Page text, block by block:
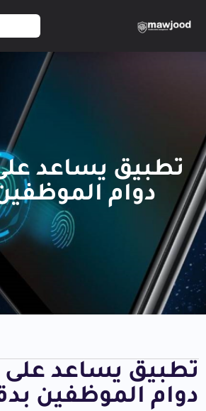
تطبيق يساعد
دوام
تطبيق يساعد على
دوام الموظفين